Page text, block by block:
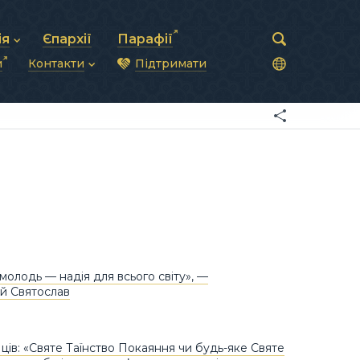
рада
та комунікації
Єпархії Парафії
Контакти
Синоди Єпископів
Підтримати
— надія для всього світу», —
Святослав
«Святе Таїнство Покаяння чи будь-яке Святе